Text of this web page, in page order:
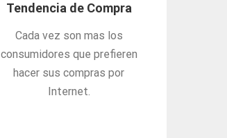
Tendencia de Compra
Cada vez son mas los
consumidores que prefieren
hacer sus compras por
Internet.